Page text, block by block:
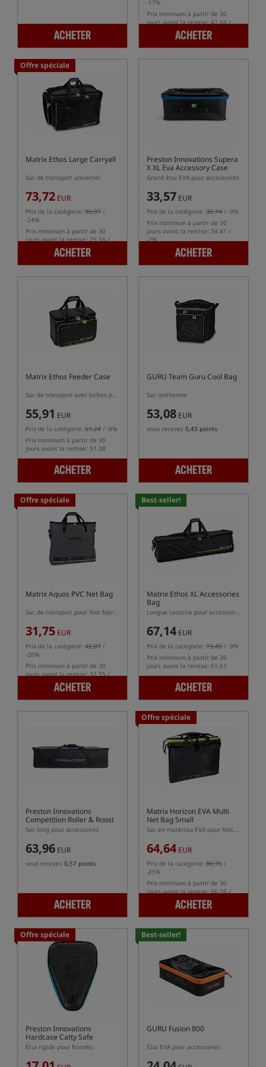
ACHETER
-17%
Prix minimum à partir de 30
jours avant la remise: 47.66 /
ACHETER
Offre spéciale
Matrix Ethos Large Carryall
Sac de transport universel
73,72 EUR
Prix de la catégorie: 96,97 /
-24%
Prix minimum à partir de 30
jours avant la remise: 75.56 /
ACHETER
Preston Innovations Supera
X XL Eva Accessory Case
Grand étui EVA pour accessoires
33,57 EUR
Prix de la catégorie: 36,74 / -9%
Prix minimum à partir de 30
jours avant la remise: 34.41 /
-2%
ACHETER
Matrix Ethos Feeder Case
Sac de transport avec boîtes pour accessoires incluses
55,91 EUR
Prix de la catégorie: 61,24 / -9%
Prix minimum à partir de 30
jours avant la remise: 51.38
ACHETER
GURU Team Guru Cool Bag
Sac isotherme
53,08 EUR
vous recevez 0,43 points
ACHETER
Offre spéciale
Matrix Aquos PVC Net Bag
Sac de transport pour filet fabriqué en matériau PVC
31,75 EUR
Prix de la catégorie: 42,87 /
-26%
Prix minimum à partir de 30
jours avant la remise: 32.55 /
ACHETER
Best-seller!
Matrix Ethos XL Accessories
Bag
Longue sacoche pour accessoires
67,14 EUR
Prix de la catégorie: 73,49 / -9%
Prix minimum à partir de 30
jours avant la remise: 61.61
ACHETER
Preston Innovations
Competition Roller & Roost
Bag
Sac long pour accessoires
63,96 EUR
vous recevez 0,57 points
ACHETER
Offre spéciale
Matrix Horizon EVA Multi
Net Bag Small
Sac en matériau EVA pour filets de stockage de poissons
64,64 EUR
Prix de la catégorie: 86,76 /
-25%
Prix minimum à partir de 30
jours avant la remise: 66.26 /
ACHETER
Offre spéciale
Preston Innovations
Hardcase Catty Safe
Étui rigide pour frondes
Best-seller!
GURU Fusion 800
Étui EVA pour accessoires